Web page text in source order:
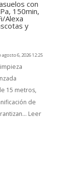
con
150min,
Alexa
y
6, 2026 12:25
15 metros,
de
Leer